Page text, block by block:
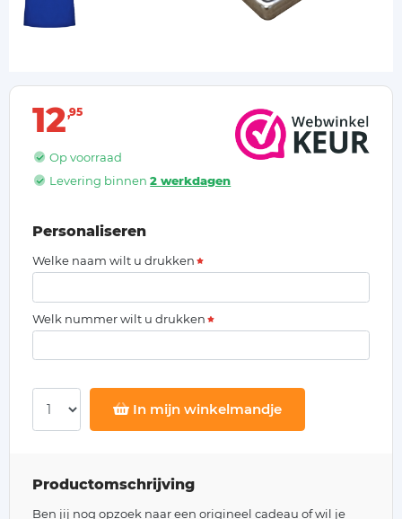
12 95
Op voorraad
Levering binnen2 werkdagen
Personaliseren
Welke naam wilt u drukken
Welk nummer wilt u drukken
In mijn winkelmandje
Productomschrijving
Ben jij nog opzoek naar een origineel cadeau of wil je